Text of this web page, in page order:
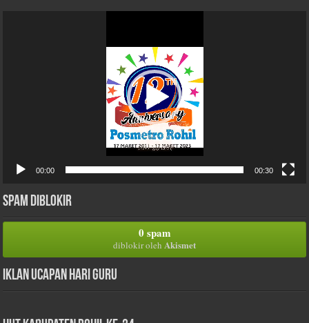
00:00 00:30
Spam Diblokir
0 spam
diblokir oleh Akismet
Iklan Ucapan Hari Guru